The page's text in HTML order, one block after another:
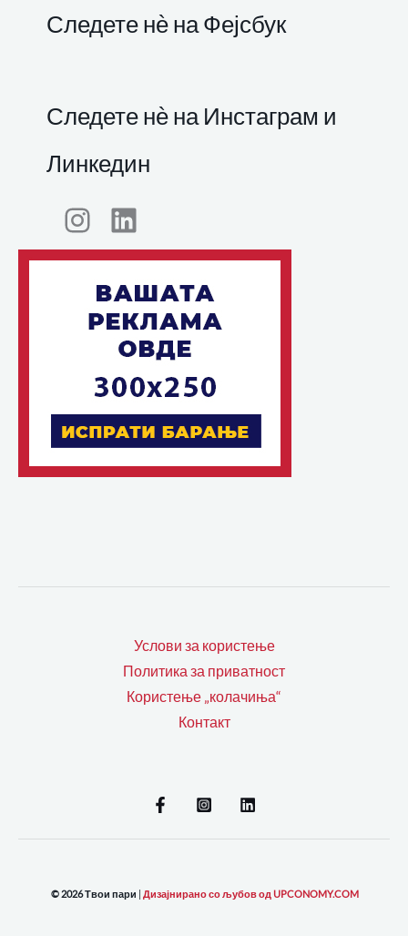
Следете нѐ на Фејсбук
Следете нѐ на Инстаграм и
Линкедин
Услови за користење
Политика за приватност
Користење „колачиња“
Контакт
© 2026 Твои пари Дизајнирано со љубов од UPCONOMY.COM